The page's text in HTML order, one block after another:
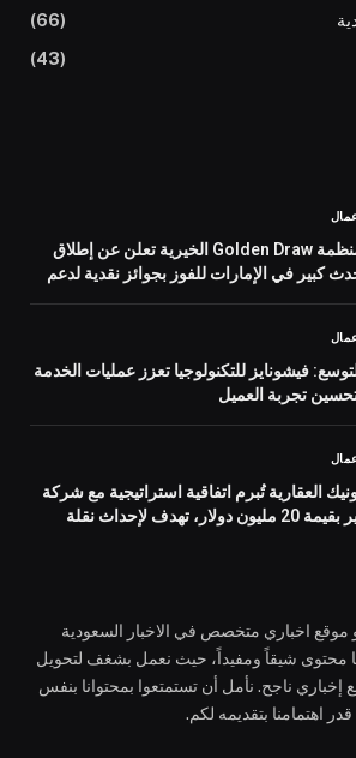
(66)
(43)
منظمة Golden Draw الخيرية تعلن عن إطلاق
كبير في الإمارات للفوز بجوائز نقدية لدعم
فيشونايز للتكنولوجيا تعزز عمليات الخدمة
تجربة العميل
العقارية تُبرم اتفاقية استراتيجية مع شركة
إير بقيمة 20 مليون دولار، تهدف لإحداث نقلة
اخباري متخصص في الاخبار السعودية
محتوى شيقاً ومفيداً، حيث نعمل بشغف لتحويل
إخباري ناجح. نأمل أن تستمتعوا بمحتوانا بنفس
قدر اهتمامنا بتقديمه لكم.